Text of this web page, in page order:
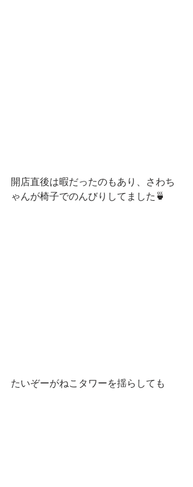
開店直後は暇だったのもあり、さわち
ゃんが椅子でのんびりしてました🍵
たいぞーがねこタワーを揺らしても